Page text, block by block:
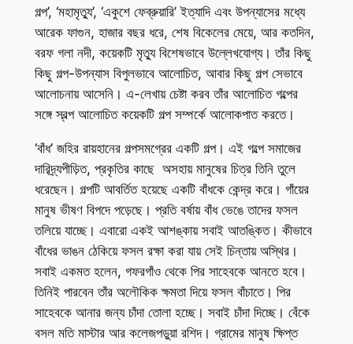
গল্প’, ‘মহামৃত্যু’, ‘একুশে ফেব্রুয়ারি’ ইত্যাদি এবং উপন্যাসের মধ্যে
আরেক ফাগুন, হাজার বছর ধরে, শেষ বিকেলের মেয়ে, আর কতদিন,
বরফ গলা নদী, কয়েকটি মৃত্যু বিশেষভাবে উল্লেখযোগ্য। তাঁর কিছু
কিছু গল্প-উপন্যাস বিপুলভাবে আলোচিত, আবার কিছু গল্প সেভাবে
আলোচনায় আসেনি। এ-লেখায় চেষ্টা করব তাঁর আলোচিত গল্পের
সঙ্গে স্বল্প আলোচিত কয়েকটি গল্প সম্পর্কে আলোকপাত করতে।
‘বাঁধ’ জহির রায়হানের গল্পসমগ্রের একটি গল্প। এই গল্পে সমাজের
দারিদ্র্যপীড়িত, প্রকৃতির কাছে অসহায় মানুষের চিত্র তিনি তুলে
ধরেছেন। গল্পটি আবর্তিত হয়েছে একটি বাঁধকে কেন্দ্র করে। গাঁয়ের
মানুষ ভীষণ বিপদে পড়েছে। প্রতি বর্ষায় বাঁধ ভেঙে তাদের ফসল
তলিয়ে যাচ্ছে। এবারো একই আশঙ্কায় সবাই আতঙ্কিত। কীভাবে
বাঁধের ভাঙন ঠেকিয়ে ফসল রক্ষা করা যায় সেই চিন্তায় অস্থির।
সবাই একমত হলেন, গফরগাঁও থেকে পির সাহেবকে আনতে হবে।
তিনিই পারবেন তাঁর অলৌকিক ক্ষমতা দিয়ে ফসল বাঁচাতে। পির
সাহেবকে আনার জন্য চাঁদা তোলা হচ্ছে। সবাই চাঁদা দিচ্ছে। বেঁকে
বসল মতি মাস্টার আর কলেজপড়ুয়া রশিদ। গ্রামের মানুষ ক্ষিপ্ত